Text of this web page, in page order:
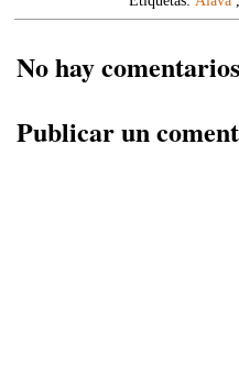
No hay
Publicar un